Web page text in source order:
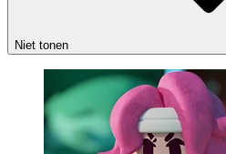
Niet tonen